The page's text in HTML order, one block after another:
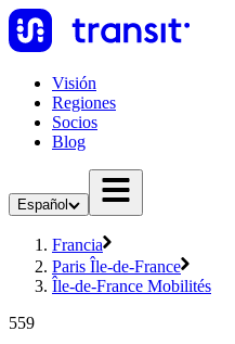
Visión
Regiones
Socios
Blog
Español
Francia
Paris Île-de-France
Île-de-France Mobilités
559